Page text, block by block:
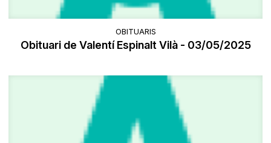
OBITUARIS
Obituari de Valentí Espinalt Vilà - 03/05/2025